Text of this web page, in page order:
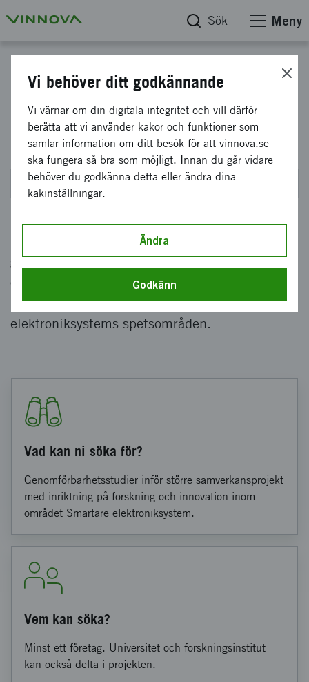
Sök Meny
Strategiska innovationsprogrammet Smartare elektroniksystem
Smartare elektroniksystem:
Genomförbarhetsstudier 2021
Stängde den 1 september 2021 kl 14:00
Det här erbjudandet riktar sig till
genomförbarhetsstudier inför större forsknings-
och innovationsprojekt som förväntas resultera
i att ny kunskap tas fram inom Smartare
elektroniksystems spetsområden.
Vad kan ni söka för?
Genomförbarhetsstudier inför större samverkansprojekt
med inriktning på forskning och innovation inom
området Smartare elektroniksystem.
Vem kan söka?
Minst ett företag. Universitet och forskningsinstitut
kan också delta i projekten.
Vi behöver ditt godkännande
Vi värnar om din digitala integritet och vill därför
berätta att vi använder kakor och funktioner som
samlar information om ditt besök för att vinnova.se
ska fungera så bra som möjligt. Innan du går vidare
behöver du godkänna detta eller ändra dina
kakinställningar.
Ändra
Godkänn